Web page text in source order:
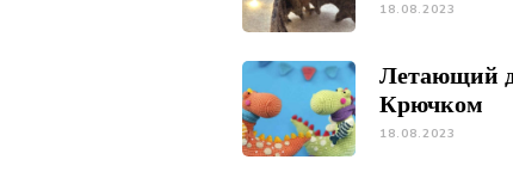
18.08.2023
Летающий
Крючком
18.08.2023